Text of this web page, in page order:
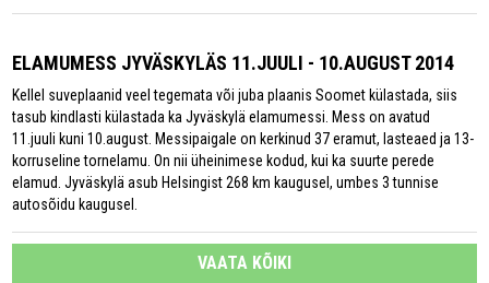
ELAMUMESS JYVÄSKYLÄS 11.JUULI - 10.AUGUST 2014
Kellel suveplaanid veel tegemata või juba plaanis Soomet külastada, siis
tasub kindlasti külastada ka Jyväskylä elamumessi. Mess on avatud
11.juuli kuni 10.august. Messipaigale on kerkinud 37 eramut, lasteaed ja 13-
korruseline tornelamu. On nii üheinimese kodud, kui ka suurte perede
elamud. Jyväskylä asub Helsingist 268 km kaugusel, umbes 3 tunnise
autosõidu kaugusel.
VAATA KÕIKI